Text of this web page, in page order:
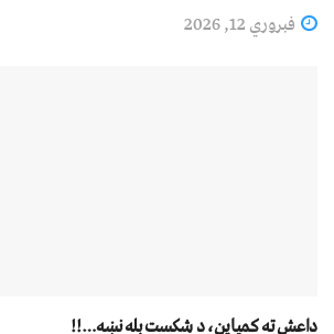
فبروري 12, 2026
داعش ته کمپاین، د شکست بله نښه…!!